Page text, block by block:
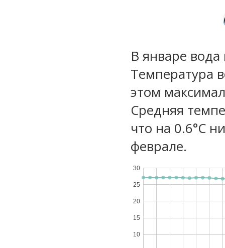
В январе
Температура
этом
Средняя
что на 0.6°C
феврале.
10
15
20
25
30